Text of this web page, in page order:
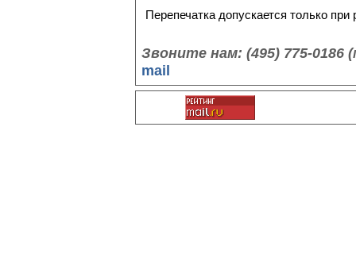
Перепечатка допускается только
Звоните нам: (495) 775-
mail